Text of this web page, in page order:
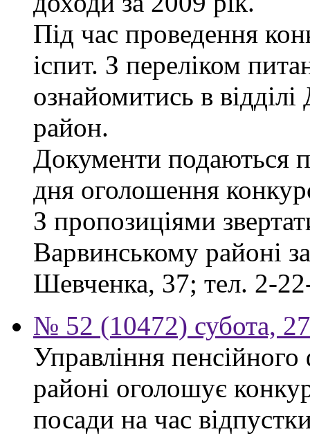
Під час проведення
іспит. З переліком
ознайомитись в
район.
Документи подаються
дня оголошення
З пропозиціями
Варвинському районі
Шевченка, 37; тел. 2-
№ 52 (10472) субота,
Управління
районі оголошує
посади на час